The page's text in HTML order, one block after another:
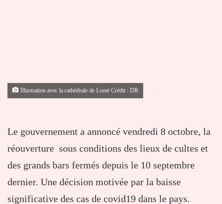
Illustration avec la cathédrale de Lomé Crédit : DR
Le gouvernement a annoncé vendredi 8 octobre, la
réouverture sous conditions des lieux de cultes et
des grands bars fermés depuis le 10 septembre
dernier. Une décision motivée par la baisse
significative des cas de covid19 dans le pays.